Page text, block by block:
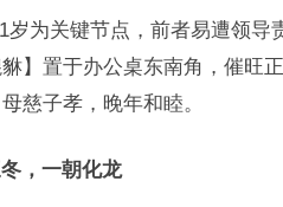
岁为关键节点，前者易遭领
】置于办公桌东南角，催旺
慈子孝，晚年和睦。
，一朝化龙